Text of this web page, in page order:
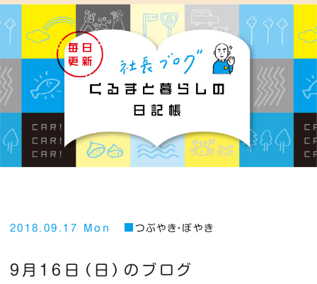
2018.09.17 Mon つぶやき・ぼやき
９月１６日（日）のブログ